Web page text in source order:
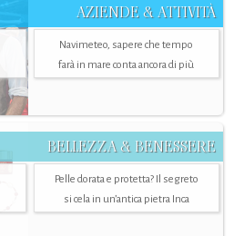
AZIENDE & ATTIVITÀ
Navimeteo, sapere che tempo
farà in mare conta ancora di più
BELLEZZA & BENESSERE
Pelle dorata e protetta? Il segreto
si cela in un’antica pietra Inca